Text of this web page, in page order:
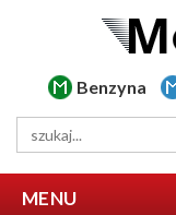
Benzyna
MENU